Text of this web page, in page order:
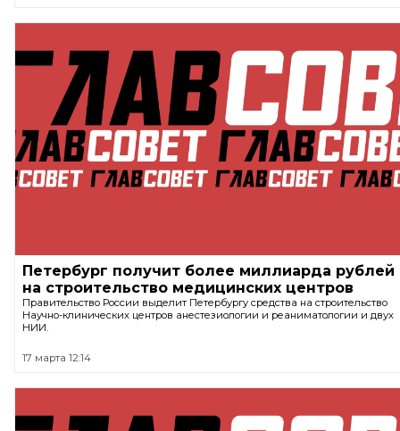
Петербург получит более миллиарда рублей
на строительство медицинских центров
Правительство России выделит Петербургу средства на строительство
Научно-клинических центров анестезиологии и реаниматологии и двух
НИИ.
17 марта 12:14